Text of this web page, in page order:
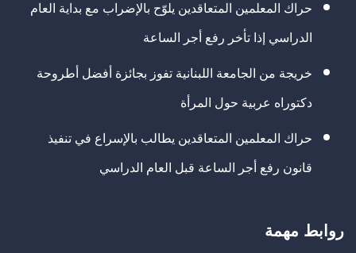
حراك المعلمين المتعاقدين يلوّح بالإضراب مع بداية العام
الدراسي إذا تأخر رفع أجر الساعة
خريجة من الجامعة اللبنانية تفوز بجائزة أفضل أطروحة
دكتوراه عربية حول المرأة
حراك المعلمين المتعاقدين يطالب بالإسراع في تنفيذ
قانون رفع أجر الساعة قبل العام الدراسي
روابط مهمة